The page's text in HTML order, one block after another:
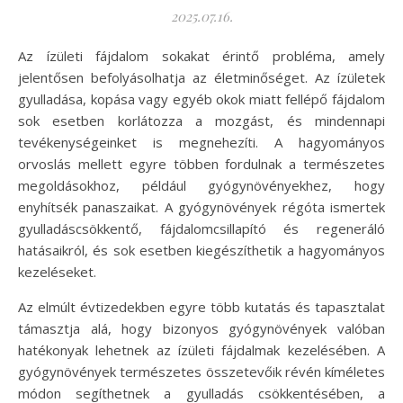
2025.07.16.
Az ízületi fájdalom sokakat érintő probléma, amely
jelentősen befolyásolhatja az életminőséget. Az ízületek
gyulladása, kopása vagy egyéb okok miatt fellépő fájdalom
sok esetben korlátozza a mozgást, és mindennapi
tevékenységeinket is megnehezíti. A hagyományos
orvoslás mellett egyre többen fordulnak a természetes
megoldásokhoz, például gyógynövényekhez, hogy
enyhítsék panaszaikat. A gyógynövények régóta ismertek
gyulladáscsökkentő, fájdalomcsillapító és regeneráló
hatásaikról, és sok esetben kiegészíthetik a hagyományos
kezeléseket.
Az elmúlt évtizedekben egyre több kutatás és tapasztalat
támasztja alá, hogy bizonyos gyógynövények valóban
hatékonyak lehetnek az ízületi fájdalmak kezelésében. A
gyógynövények természetes összetevőik révén kíméletes
módon segíthetnek a gyulladás csökkentésében, a